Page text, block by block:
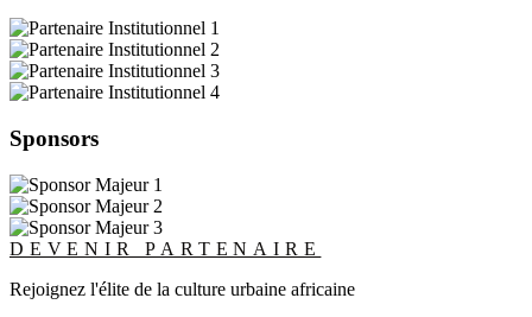
Sponsors
DEVENIR PARTENAIRE
Rejoignez l'élite de la culture urbaine africaine